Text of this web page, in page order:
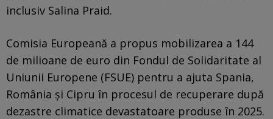
inclusiv Salina Praid.
Comisia Europeană a propus mobilizarea a 144
de milioane de euro din Fondul de Solidaritate al
Uniunii Europene (FSUE) pentru a ajuta Spania,
România şi Cipru în procesul de recuperare după
dezastre climatice devastatoare produse în 2025.